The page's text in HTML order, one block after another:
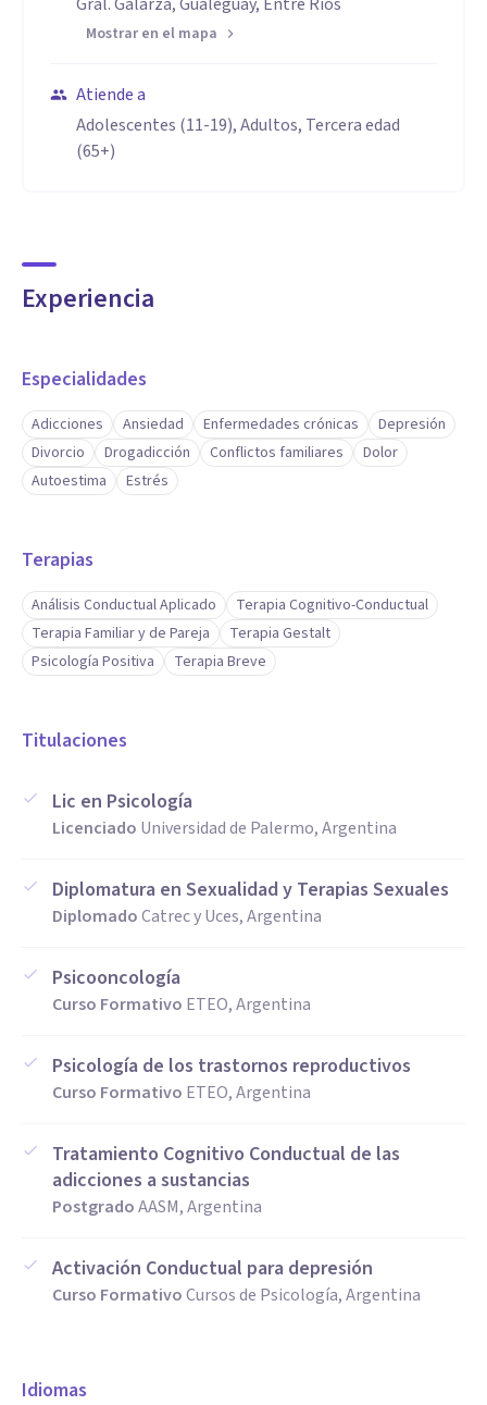
Mostrar en el mapa
Atiende a
Adolescentes (11-19), Adultos, Tercera edad
(65+)
Experiencia
Especialidades
Adicciones Ansiedad Enfermedades crónicas
Depresión
Divorcio
Drogadicción Conflictos familiares
Dolor
Autoestima
Estrés
Terapias
Análisis Conductual Aplicado
Terapia Cognitivo-Conductual
Terapia Familiar y de Pareja
Terapia Gestalt
Psicología Positiva
Terapia Breve
Titulaciones
Lic en Psicología
Licenciado Universidad de Palermo, Argentina
Diplomatura en Sexualidad y Terapias Sexuales
DiplomadoCatrec y Uces, Argentina
Psicooncología
Curso Formativo ETEO, Argentina
Psicología de los trastornos reproductivos
Curso Formativo ETEO, Argentina
Tratamiento Cognitivo Conductual de las
adicciones a sustancias
PostgradoAASM, Argentina
Activación Conductual para depresión
Curso FormativoCursos de Psicología, Argentina
Idiomas